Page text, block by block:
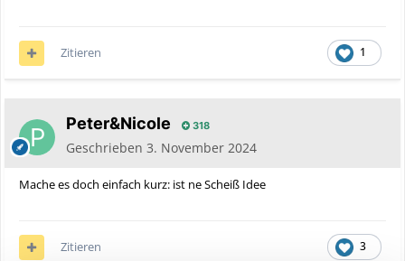
1
Zitieren
Peter&Nicole 318
Geschrieben 3. November 2024
Mache es doch einfach kurz: ist ne Scheiß Idee
3
Zitieren